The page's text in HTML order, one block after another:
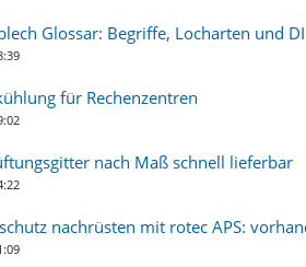
Glossar: Begriffe, Locharten und
für Rechenzentren
nach Maß schnell lieferbar
nachrüsten mit rotec APS: